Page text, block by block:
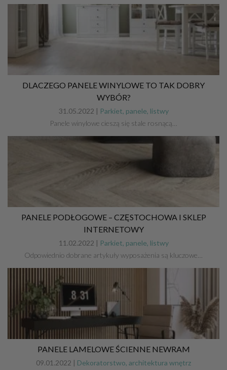
DLACZEGO PANELE WINYLOWE TO TAK DOBRY
WYBÓR?
31.05.2022 | Parkiet, panele, listwy
Panele winylowe cieszą się stale rosnącą…
PANELE PODŁOGOWE – CZĘSTOCHOWA I SKLEP
INTERNETOWY
11.02.2022 | Parkiet, panele, listwy
Odpowiednio dobrane artykuły wyposażenia są kluczowe…
PANELE LAMELOWE ŚCIENNE NEWRAM
09.01.2022 | Dekoratorstwo, architektura wnętrz